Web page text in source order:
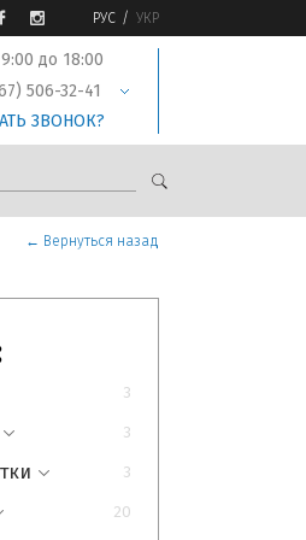
РУС УКР
до 18:00
506-32-41
ЗВОНОК?
← Вернуться назад
3
3
3
20